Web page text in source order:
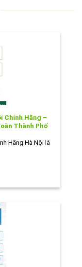
Chính Hãng –
Thành Phố
Hãng Hà Nội là